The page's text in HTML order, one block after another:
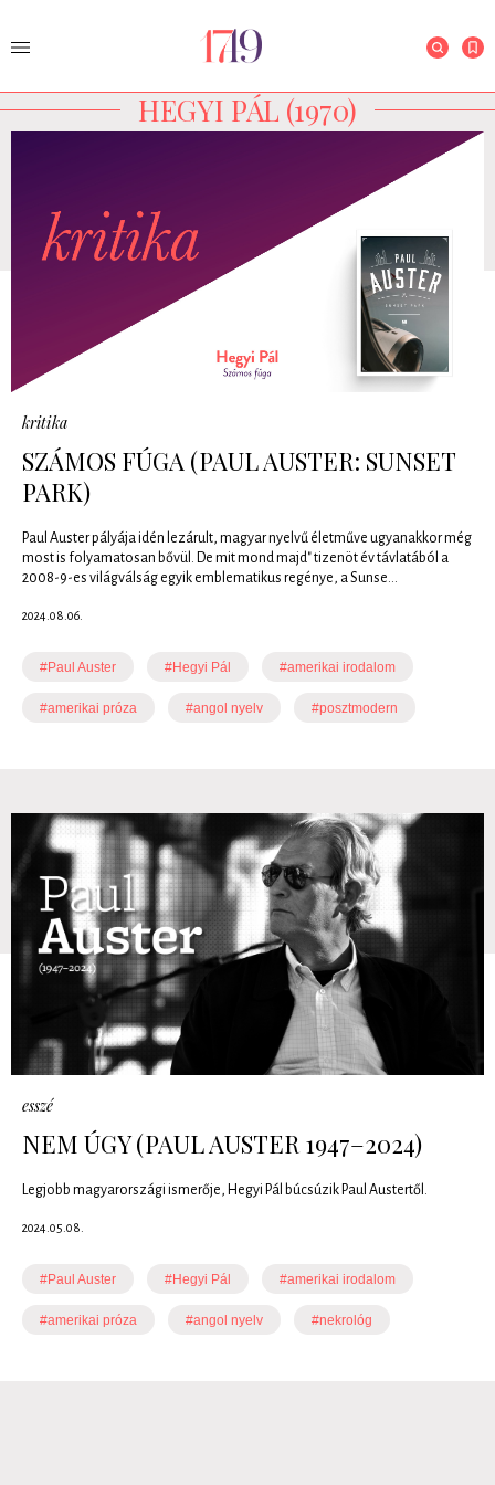
HEGYI PÁL (1970)
kritika
SZÁMOS FÚGA (PAUL AUSTER: SUNSET
PARK)
Paul Auster pályája idén lezárult, magyar nyelvű életműve ugyanakkor még
most is folyamatosan bővül. De mit mond majd" tizenöt év távlatából a
2008-9-es világválság egyik emblematikus regénye, a Sunse...
2024.08.06.
#Paul Auster #Hegyi Pál #amerikai irodalom
#amerikai próza #angol nyelv #posztmodern
esszé
NEM ÚGY (PAUL AUSTER 1947–2024)
Legjobb magyarországi ismerője, Hegyi Pál búcsúzik Paul Austertől.
2024.05.08.
#Paul Auster #Hegyi Pál #amerikai irodalom
#amerikai próza #angol nyelv #nekrológ